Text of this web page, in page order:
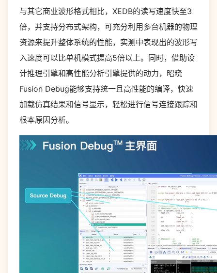
与其它商业波形格式相比，XEDB的读写速度快至3
倍，并支持分布式架构，可充分利用多台机器的物理
资源来提升整体系统的性能，实测中表现出的波形写
入速度可以比单机模式提高5倍以上。同时，借助设
计推理引擎和高性能分析引擎提供的动力，昭晓
Fusion Debug能够支持统一且高性能的编译，快速
加载仿真结果和信号显示，轻松进行信号连接跟踪和
根本原因分析。